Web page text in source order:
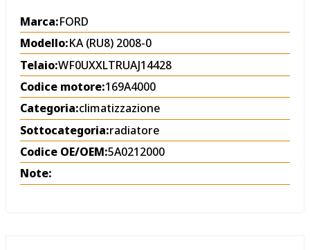
Marca:FORD
Modello:KA (RU8) 2008-0
Telaio:WF0UXXLTRUAJ14428
Codice motore:169A4000
Categoria:climatizzazione
Sottocategoria:radiatore
Codice OE/OEM:5A0212000
Note: